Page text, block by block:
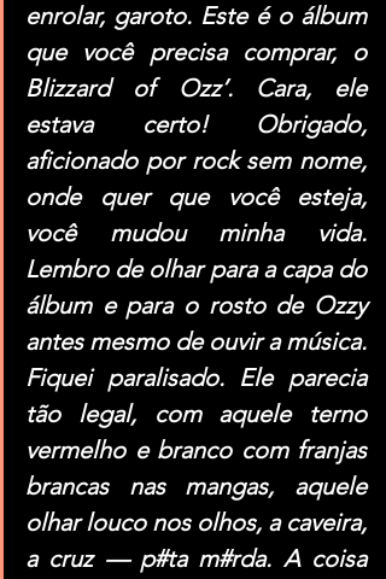
enrolar, garoto. Este é o álbum
que você precisa comprar, o
Blizzard of Ozz’. Cara, ele
estava certo! Obrigado,
aficionado por rock sem nome,
onde quer que você esteja,
você mudou minha vida.
Lembro de olhar para a capa do
álbum e para o rosto de Ozzy
antes mesmo de ouvir a música.
Fiquei paralisado. Ele parecia
tão legal, com aquele terno
vermelho e branco com franjas
brancas nas mangas, aquele
olhar louco nos olhos, a caveira,
a cruz — p#ta m#rda. A coisa